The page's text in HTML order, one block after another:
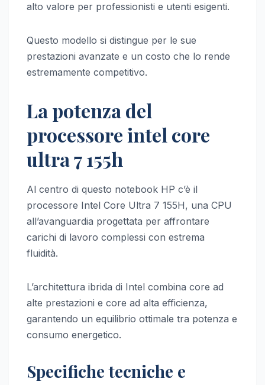
alto valore per professionisti e utenti esigenti.
Questo modello si distingue per le sue
prestazioni avanzate e un costo che lo rende
estremamente competitivo.
La potenza del
processore intel core
ultra 7 155h
Al centro di questo notebook HP c’è il
processore Intel Core Ultra 7 155H, una CPU
all’avanguardia progettata per affrontare
carichi di lavoro complessi con estrema
fluidità.
L’architettura ibrida di Intel combina core ad
alte prestazioni e core ad alta efficienza,
garantendo un equilibrio ottimale tra potenza e
consumo energetico.
Specifiche tecniche e